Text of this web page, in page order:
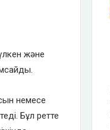
және
немесе
Бұл ретте